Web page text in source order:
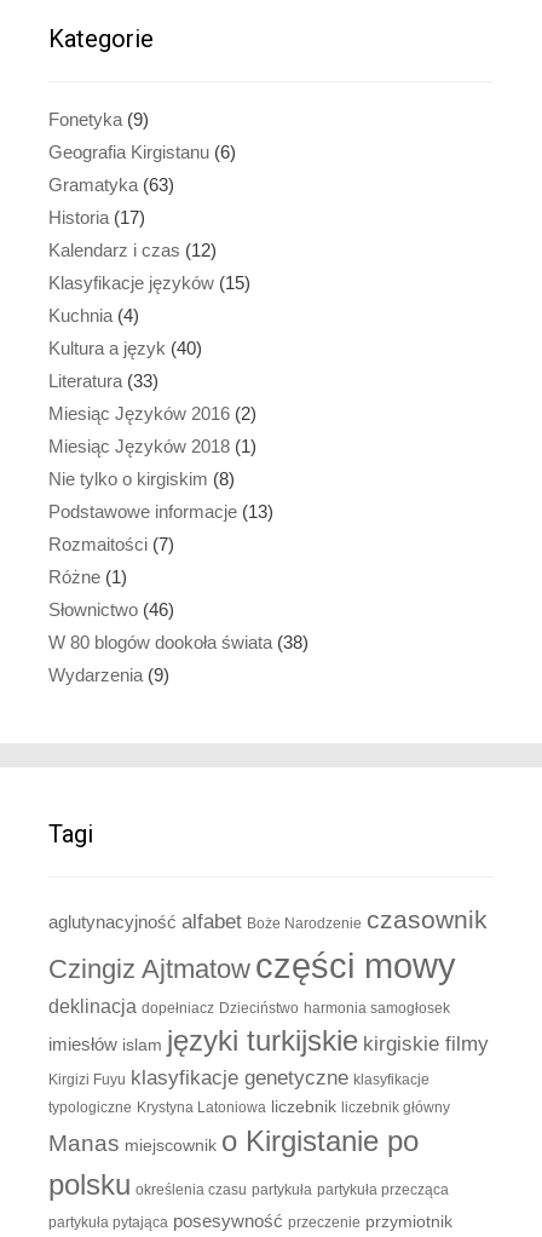
Kategorie
Fonetyka (9)
Geografia Kirgistanu (6)
Gramatyka (63)
Historia (17)
Kalendarz i czas (12)
Klasyfikacje języków (15)
Kuchnia (4)
Kultura a język (40)
Literatura (33)
Miesiąc Języków 2016 (2)
Miesiąc Języków 2018 (1)
Nie tylko o kirgiskim (8)
Podstawowe informacje (13)
Rozmaitości (7)
Różne (1)
Słownictwo (46)
W 80 blogów dookoła świata (38)
Wydarzenia (9)
Tagi
aglutynacyjność alfabet Boże Narodzenie czasownik
Czingiz Ajtmatow części mowy
deklinacja dopełniacz Dzieciństwo harmonia samogłosek
imiesłów islam języki turkijskie kirgiskie filmy
Kirgizi Fuyu klasyfikacje genetyczne klasyfikacje
typologiczne Krystyna Latoniowa liczebnik liczebnik główny
Manas miejscownik o Kirgistanie po
polsku określenia czasu partykuła partykuła przecząca
partykuła pytająca posesywność przeczenie przymiotnik